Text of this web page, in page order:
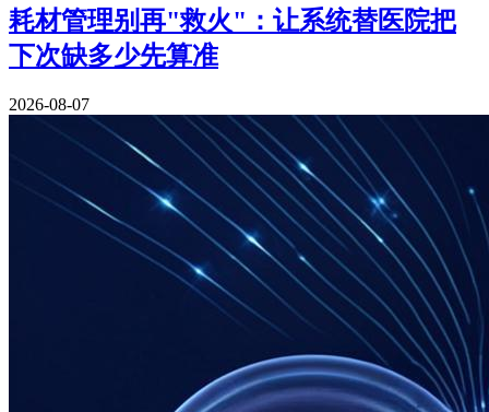
耗材管理别再"救火"：让系统替医院把
下次缺多少先算准
2026-08-07